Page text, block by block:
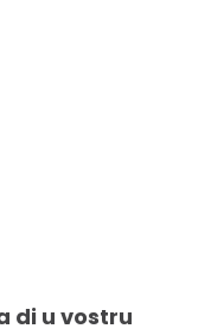
di u vostru